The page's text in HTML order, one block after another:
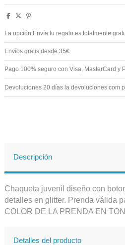
La opción Envía tu regalo es totalmente
Envíos gratis desde 35€
Pago 100% seguro con Visa, MasterCard y
Devoluciones 20 días la devoluciones com
Descripción
Chaqueta juvenil diseño con
detalles en glitter. Prenda válida
COLOR DE LA PRENDA EN
Detalles del producto